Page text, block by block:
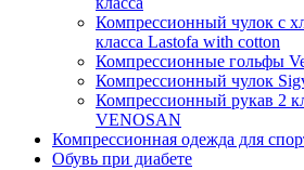
Компрессионный чулок с
класса Lastofa with cotton
Компрессионные гольфы
Компрессионный чулок
Компрессионный рукав 2
VENOSAN
Компрессионная одежда для
Обувь при диабете